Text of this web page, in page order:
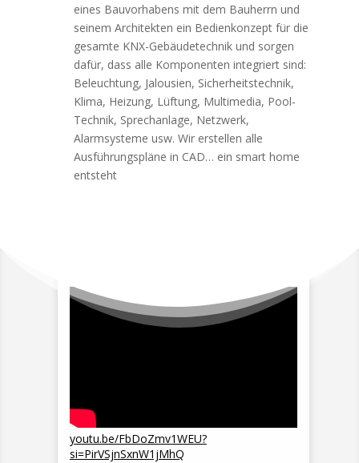
eines Bauvorhabens mit dem Bauherrn und
seinem Architekten ein Bedienkonzept für die
gesamte KNX-Gebäudetechnik und sorgen
dafür, dass alle Komponenten integriert sind:
Beleuchtung, Jalousien, Sicherheitstechnik,
Klima, Heizung, Lüftung, Multimedia, Pool-
Technik, Sprechanlage, Netzwerk,
Alarmsysteme usw. Wir erstellen alle
Ausführungspläne in CAD… ein smart home
entsteht
youtu.be/FbDoZmv1WEU?
si=PirVSjnSxnW1jMhQ